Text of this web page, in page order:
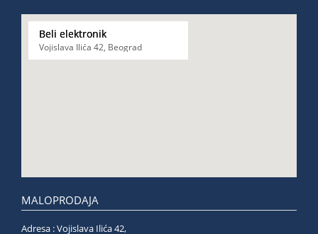
Beli elektronik
Vojislava Ilića 42, Beograd
MALOPRODAJA
Adresa : Vojislava Ilića 42,